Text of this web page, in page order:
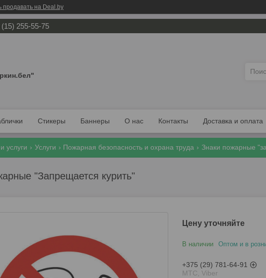
продавать на Deal.by
255-55-75
Стикеры Баннеры О нас Контакты Доставка и оплата
услуги Услуги Пожарная безопасность и охрана труда Знаки пожарные
"Запрещается курить"
Цену уточняйте
В наличии Оптом и в
+375 (29) 781-64-91
МТС, Viber